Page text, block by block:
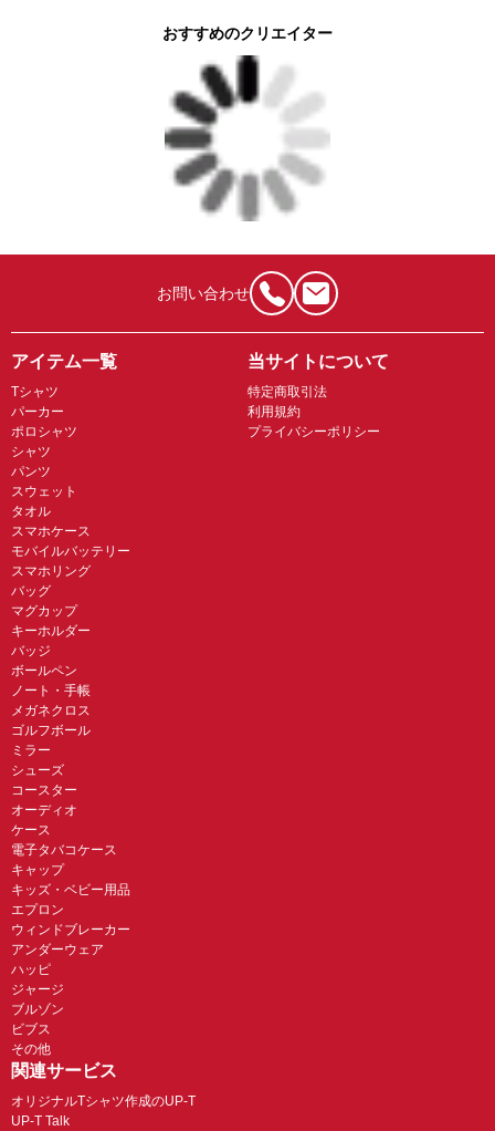
おすすめのクリエイター
お問い合わせ
アイテム一覧
Tシャツ
パーカー
ポロシャツ
シャツ
パンツ
スウェット
タオル
スマホケース
モバイルバッテリー
スマホリング
バッグ
マグカップ
キーホルダー
バッジ
ボールペン
ノート・手帳
メガネクロス
ゴルフボール
ミラー
シューズ
コースター
オーディオ
ケース
電子タバコケース
キャップ
キッズ・ベビー用品
エプロン
ウィンドブレーカー
アンダーウェア
ハッピ
ジャージ
ブルゾン
ビブス
その他
当サイトについて
特定商取引法
利用規約
プライバシーポリシー
関連サービス
オリジナルTシャツ作成のUP-T
UP-T Talk